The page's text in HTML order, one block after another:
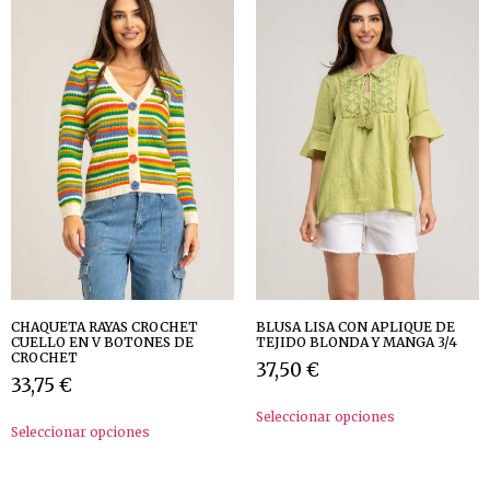
CHAQUETA RAYAS CROCHET
CUELLO EN V BOTONES DE
CROCHET
33,75 €
Seleccionar opciones
BLUSA LISA CON APLIQUE DE
TEJIDO BLONDA Y MANGA 3/4
37,50 €
Seleccionar opciones